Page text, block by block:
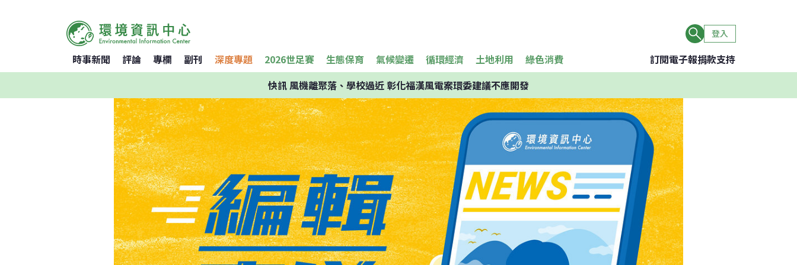
登入
時事新聞 評論 專欄 副刊 深度專題 2026世足賽 生態保育 氣候變遷 循環經濟 土地利用 綠色消費 訂閱電子報捐款支持
快訊風機離聚落、學校過近 彰化福漢風電案環委建議不應開發